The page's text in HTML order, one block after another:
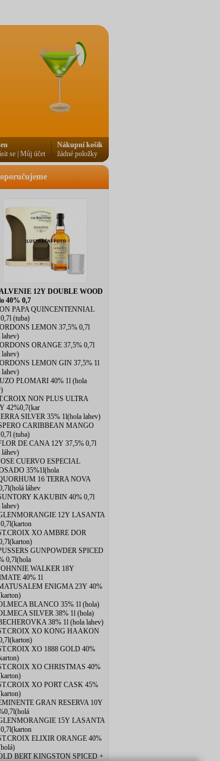
12Y DOUBLE WOOD
40% 0,7
PAPA QUINCENTENNIAL
(tuba)
LEMON 37,5% 0,7l
lahev)
ORANGE 37,5% 0,7l
lahev)
LEMON GIN 37,5% 1l
lahev)
PLOMARI 40% 1l (hola
NON PLUS ULTRA
42%0,7(kar
SILVER 35% 1l(hola lahev)
CARIBBEAN MANGO
(tuba)
DE CANA 12Y 37,5% 0,7l
láhev)
CUERVO ESPECIAL
35%1l(hola
16 TERRA NOVA
láhev
KAKUBIN 40% 0,7l
lahev)
12Y LASANTA
XO AMBRE DOR
GUNPOWDER SPICED
0,7l(hola
WALKER 18Y
40% 1l
ENIGMA 23Y 40%
BLANCO 35% 1l (hola)
SILVER 38% 1l (hola)
38% 1l (hola lahev)
XO KONG HAAKON
XO 1888 GOLD 40%
XO CHRISTMAS 40%
XO PORT CASK 45%
GRAN RESERVA 10Y
15Y LASANTA
ELIXIR ORANGE 40%
BERT KINGSTON SPICED +
Nákupní košík
žádné položky
se Můj účet